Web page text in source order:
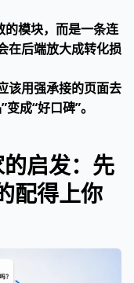
的模块，而是一条连
在后端放大成转化损
该用强承接的页面去
成“好口碑”。
启发：先
配得上你